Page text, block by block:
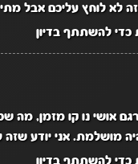
לוחץ עליכם אבל מתי תתרגמו
להשתתף בדיון
אושי נו קו מזמן, מה
מושלמת. אני יודע שזה
להשתתף בדיון